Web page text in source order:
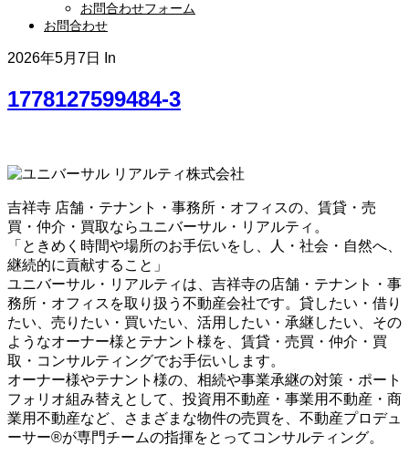
お問合わせフォーム
お問合わせ
2026年5月7日 In
1778127599484-3
吉祥寺 店舗・テナント・事務所・オフィスの、賃貸・売
買・仲介・買取ならユニバーサル・リアルティ。
「ときめく時間や場所のお手伝いをし、人・社会・自然へ、
継続的に貢献すること」
ユニバーサル・リアルティは、吉祥寺の店舗・テナント・事
務所・オフィスを取り扱う不動産会社です。貸したい・借り
たい、売りたい・買いたい、活用したい・承継したい、その
ようなオーナー様とテナント様を、賃貸・売買・仲介・買
取・コンサルティングでお手伝いします。
オーナー様やテナント様の、相続や事業承継の対策・ポート
フォリオ組み替えとして、投資用不動産・事業用不動産・商
業用不動産など、さまざまな物件の売買を、不動産プロデュ
ーサー®が専門チームの指揮をとってコンサルティング。